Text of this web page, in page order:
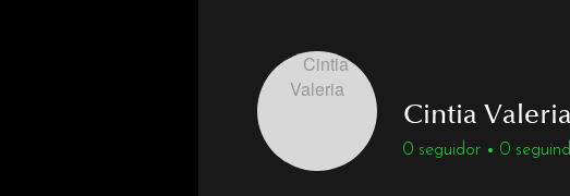
Cintia Valeria
0 seguidor 0